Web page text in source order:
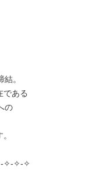
。
である
の
✧-✧-✧